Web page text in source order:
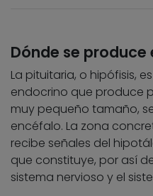
Dónde se
La pituitaria, o hipófisis,
endocrino que produce
muy pequeño tamaño,
encéfalo. La zona
recibe señales del
que constituye, por así
sistema nervioso y el